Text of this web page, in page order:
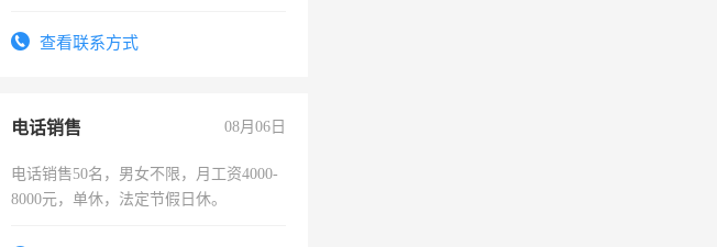
录，客服要求45岁以下高中以上文化，
查看联系方式
电话销售 08月06日
电话销售50名，男女不限，月工资4000-
8000元，单休，法定节假日休。